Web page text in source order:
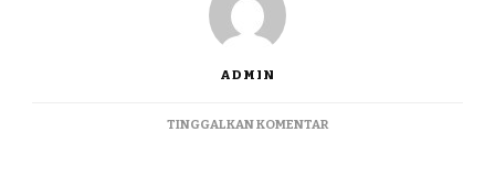
ADMIN
TINGGALKAN KOMENTARPADA